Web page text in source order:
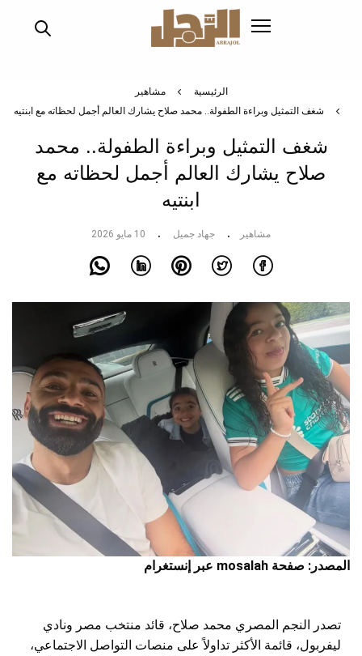
الرئيسية
مشاهير
شغف التمثيل وبراءة الطفولة.. محمد صلاح يشارك العالم أجمل لحظاته مع ابنتيه
شغف التمثيل وبراءة الطفولة.. محمد
صلاح يشارك العالم أجمل لحظاته مع
ابنتيه
مشاهير جهاد جميل 10 مايو 2026
المصدر: صفحة mosalah عبر إنستغرام
تصدر النجم المصري محمد صلاح، قائد منتخب مصر ونادي
ليفربول، قائمة الأكثر تداولاً على منصات التواصل الاجتماعي،